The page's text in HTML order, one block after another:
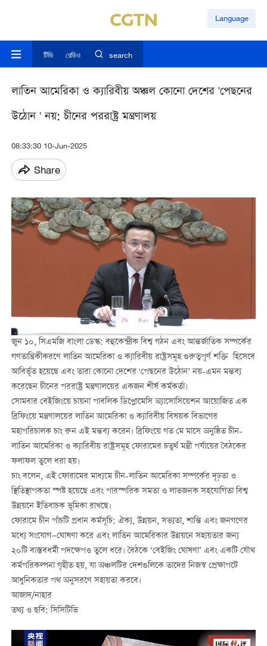
Language
টিভি রেডিও search
লাতিন আমেরিকা ও ক্যারিবীয় অঞ্চল কোনো দেশের 'পেছনের
উঠোন ' নয়: চীনের পররাষ্ট্র মন্ত্রণালয়
08:33:30 10-Jun-2025
Share
জুন ১০, সিএমজি বাংলা ডেস্ক: বহুকেন্দ্রীক বিশ্ব গঠন এবং আন্তর্জাতিক সম্পর্কের
গণতান্ত্রিকীকরণে লাতিন আমেরিকা ও ক্যারিবীয় রাষ্ট্রসমূহ গুরুত্বপূর্ণ শক্তি হিসেবে
আবির্ভূত হয়েছে এবং তারা কোনো দেশের 'পেছনের উঠোন’ নয়-এমন মন্তব্য
করেছেন চীনের পররাষ্ট্র মন্ত্রণালয়ের একজন শীর্ষ কর্মকর্তা।
সোমবার বেইজিংয়ে চায়না পাবলিক ডিপ্লোমেসি অ্যাসোসিয়েশন আয়োজিত এক
ব্রিফিংয়ে মন্ত্রণালয়ের লাতিন আমেরিকা ও ক্যারিবীয় বিষয়ক বিভাগের
মহাপরিচালক চাং রুন এই মন্তব্য করেন। ব্রিফিংয়ে গত মে মাসে অনুষ্ঠিত চীন-
লাতিন আমেরিকা ও ক্যারিবীয় রাষ্ট্রসমূহ ফোরামের চতুর্থ মন্ত্রী পর্যায়ের বৈঠকের
ফলাফল তুলে ধরা হয়।
চাং বলেন, এই ফোরামের মাধ্যমে চীন-লাতিন আমেরিকা সম্পর্কের দৃঢ়তা ও
স্থিতিস্থাপকতা স্পষ্ট হয়েছে এবং পারস্পরিক সমতা ও লাভজনক সহযোগিতা বিশ্ব
উন্নয়নে ইতিবাচক ভূমিকা রাখছে।
ফোরামে চীন পাঁচটি প্রধান কর্মসূচি: ঐক্য, উন্নয়ন, সভ্যতা, শান্তি এবং জনগণের
মধ্যে সংযোগ—ঘোষণা করে এবং লাতিন আমেরিকার উন্নয়নে সহায়তার জন্য
২০টি বাস্তবধর্মী পদক্ষেপও তুলে ধরে। বৈঠকে ‘বেইজিং ঘোষণা’ এবং একটি যৌথ
কর্মপরিকল্পনা গৃহীত হয়, যা অঞ্চলটির দেশগুলিকে তাদের নিজস্ব প্রেক্ষাপটে
আধুনিকতার পথ অনুসরণে সহায়তা করবে।
আজাদ/নাহার
তথ্য ও ছবি: সিসিটিভি